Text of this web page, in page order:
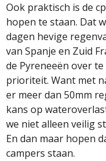
Ook praktisch is de
hopen te staan. Dat
dagen hevige
van Spanje en Zuid
de Pyreneeën over
prioriteit. Want met
er meer dan 50mm
kans op
we niet alleen veilig
En dan maar hopen
campers staan.